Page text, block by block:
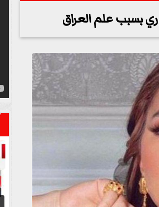
بسبب علم العراق